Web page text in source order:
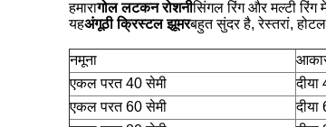
हमारागोल लटकन रोशनीसिंगल रिंग और मल्टी
यहअंगूठी क्रिस्टल झूमरबहुत सुंदर है, रेस्तरां,
नमूना
एकल परत 40 सेमी
एकल परत 60 सेमी